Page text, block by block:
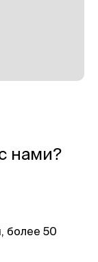
нами?
более 50